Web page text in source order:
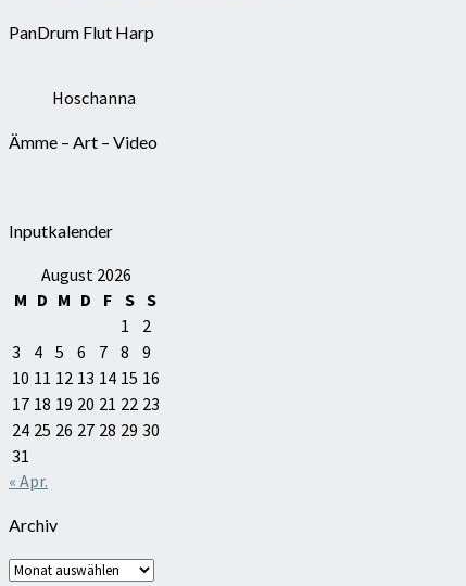
PanDrum Flut Harp
Hoschanna
Ämme – Art – Video
Inputkalender
August 2026
M D M D F S S
1
2
3
4 5 6 7 8
9
10 11 12 13 14 15 16
17 18 19 20 21 22 23
24 25 26 27 28 29 30
31
« Apr.
Archiv
Archiv